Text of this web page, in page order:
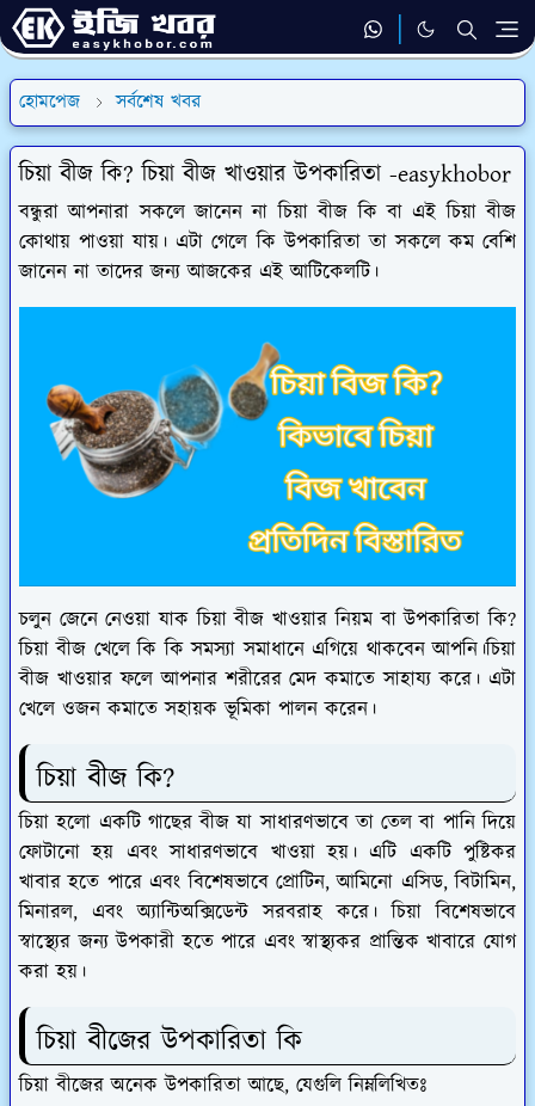
হোমপেজ সর্বশেষ খবর
চিয়া বীজ কি? চিয়া বীজ খাওয়ার উপকারিতা -easykhobor
বন্ধুরা আপনারা সকলে জানেন না চিয়া বীজ কি বা এই চিয়া বীজ
কোথায় পাওয়া যায়। এটা গেলে কি উপকারিতা তা সকলে কম বেশি
জানেন না তাদের জন্য আজকের এই আটিকেলটি।
চলুন জেনে নেওয়া যাক চিয়া বীজ খাওয়ার নিয়ম বা উপকারিতা কি?
চিয়া বীজ খেলে কি কি সমস্যা সমাধানে এগিয়ে থাকবেন আপনি।চিয়া
বীজ খাওয়ার ফলে আপনার শরীরের মেদ কমাতে সাহায্য করে। এটা
খেলে ওজন কমাতে সহায়ক ভূমিকা পালন করেন।
চিয়া বীজ কি?
চিয়া হলো একটি গাছের বীজ যা সাধারণভাবে তা তেল বা পানি দিয়ে
ফোটানো হয় এবং সাধারণভাবে খাওয়া হয়। এটি একটি পুষ্টিকর
খাবার হতে পারে এবং বিশেষভাবে প্রোটিন, আমিনো এসিড, বিটামিন,
মিনারল, এবং অ্যান্টিঅক্সিডেন্ট সরবরাহ করে। চিয়া বিশেষভাবে
স্বাস্থ্যের জন্য উপকারী হতে পারে এবং স্বাস্থ্যকর প্রান্তিক খাবারে যোগ
করা হয়।
চিয়া বীজের উপকারিতা কি
চিয়া বীজের অনেক উপকারিতা আছে, যেগুলি নিম্নলিখিতঃ